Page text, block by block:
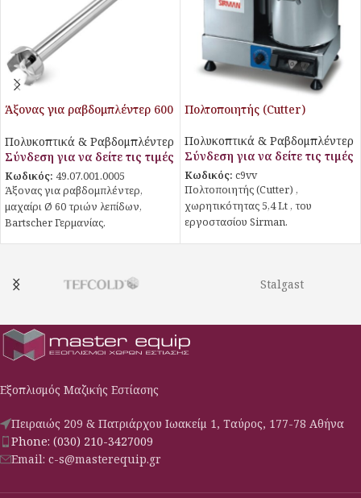
Άξονας για ραβδομπλέντερ 600
Πολυκοπτικά & Ραβδομπλέντερ
Σύνδεση για να δείτε τις τιμές
Κωδικός: 49.07.001.0005
Άξονας για ραβδομπλέντερ,
μαχαίρι Ø 60 τριών λεπίδων,
Bartscher Γερμανίας.
Πολτοποιητής (Cutter)
Πολυκοπτικά & Ραβδομπλέντερ
Σύνδεση για να δείτε τις τιμές
Κωδικός: c9vv
Πολτοποιητής (Cutter) ,
χωρητικότητας 5,4 Lt , του
εργοστασίου Sirman.
Stalgast
Εξοπλισμός Μαζικής Εστίασης
Πειραιώς 209 & Πατριάρχου Ιωακείμ 1, Ταύρος, 177-78 Αθήνα
Phone: (030) 210-3427009
Email: c-s@masterequip.gr